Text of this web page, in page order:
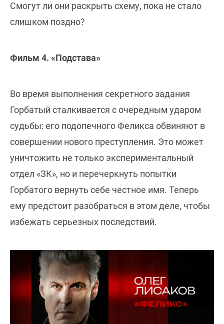
Смогут ли они раскрыть схему, пока не стало
слишком поздно?
Фильм 4. «Подстава»
Во время выполнения секретного задания
Горбатый сталкивается с очередным ударом
судьбы: его подопечного Феликса обвиняют в
совершении нового преступления. Это может
уничтожить не только экспериментальный
отдел «ЗК», но и перечеркнуть попытки
Горбатого вернуть себе честное имя. Теперь
ему предстоит разобраться в этом деле, чтобы
избежать серьезных последствий.